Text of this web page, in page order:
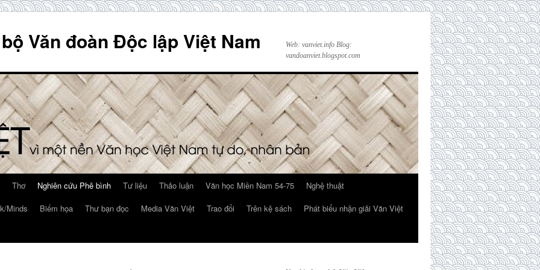
Văn đoàn Độc lập Việt Nam
Web: vanviet.info Blog:
vandoanviet.blogspot.com
Thơ Nghiên cứu Phê bình Tư liệu Thảo luận Văn học Miền Nam 54-75
Nghệ thuật
Minds Biếm họa Thư bạn đọc Media Văn Việt Trao đổi Trên kệ sách
Phát biểu nhận giải Văn Việt